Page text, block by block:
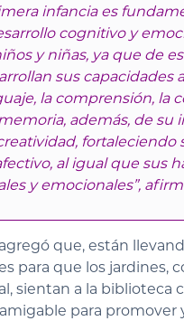
infancia es
cognitivo y
y niñas, ya que de
sus capacidades
la comprensión, la
además, de su
fortaleciendo
al igual que sus
y emocionales”,
que, están
para que los jardines,
sientan a la biblioteca
para promover